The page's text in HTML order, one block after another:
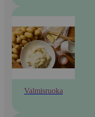
Valmisruoka